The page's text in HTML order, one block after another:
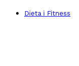
Dieta i Fitness